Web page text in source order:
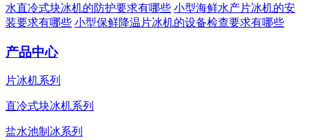
水直冷式块冰机的防护要求有哪些 小型海鲜水产片冰机的安
装要求有哪些 小型保鲜降温片冰机的设备检查要求有哪些
产品中心
片冰机系列
直冷式块冰机系列
盐水池制冰系列